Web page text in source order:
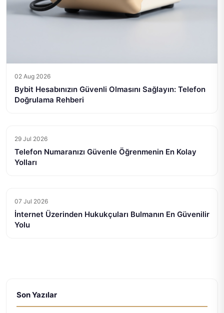
02 Aug 2026
Bybit Hesabınızın Güvenli Olmasını Sağlayın: Telefon
Doğrulama Rehberi
29 Jul 2026
Telefon Numaranızı Güvenle Öğrenmenin En Kolay
Yolları
07 Jul 2026
İnternet Üzerinden Hukukçuları Bulmanın En Güvenilir
Yolu
Son Yazılar